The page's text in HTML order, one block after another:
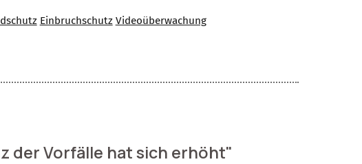
Einbruchschutz Videoüberwachung
der Vorfälle hat sich erhöht"